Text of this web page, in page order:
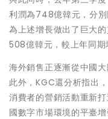
利潤為748億韓元，分
為上述增長做出了巨大
508億韓元，較上年同期
海外銷售正逐漸從中國
此外，KGC還分析指出
消費者的營銷活動重新
國數字市場環境的平臺